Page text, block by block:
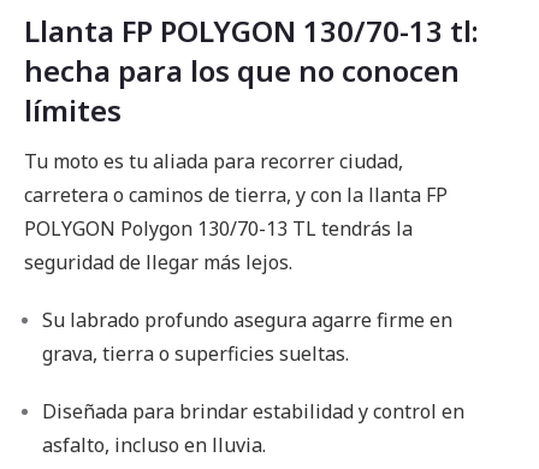
Llanta FP POLYGON 130/70-13 tl:
hecha para los que no conocen
límites
Tu moto es tu aliada para recorrer ciudad,
carretera o caminos de tierra, y con la llanta FP
POLYGON Polygon 130/70-13 TL tendrás la
seguridad de llegar más lejos.
Su labrado profundo asegura agarre firme en
grava, tierra o superficies sueltas.
Diseñada para brindar estabilidad y control en
asfalto, incluso en lluvia.